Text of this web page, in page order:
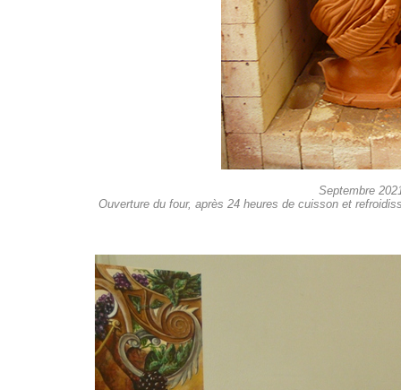
Septembre
Ouverture du four, après 24 heures de cuisson et